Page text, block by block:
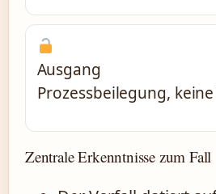
Ausgang
Prozessbeilegung,
Zentrale Erkenntnisse zum Fall